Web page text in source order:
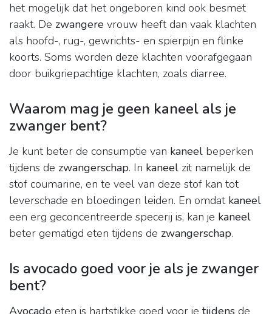
het mogelijk dat het ongeboren kind ook besmet
raakt. De zwangere vrouw heeft dan vaak klachten
als hoofd-, rug-, gewrichts- en spierpijn en flinke
koorts. Soms worden deze klachten voorafgegaan
door buikgriepachtige klachten, zoals diarree.
Waarom mag je geen kaneel als je
zwanger bent?
Je kunt beter de consumptie van kaneel beperken
tijdens de zwangerschap. In kaneel zit namelijk de
stof coumarine, en te veel van deze stof kan tot
leverschade en bloedingen leiden. En omdat kaneel
een erg geconcentreerde specerij is, kan je kaneel
beter gematigd eten tijdens de zwangerschap.
Is avocado goed voor je als je zwanger
bent?
Avocado eten is hartstikke goed voor je tijdens de